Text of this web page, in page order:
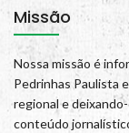
Missão
Nossa missão é
Pedrinhas Paulista
regional e
conteúdo